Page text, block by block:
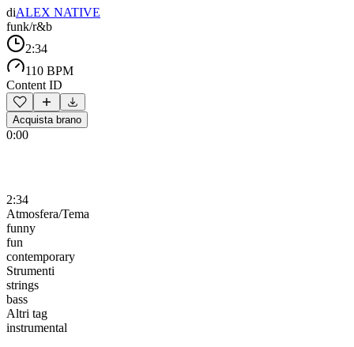
diALEX NATIVE
funk/r&b
2:34
110 BPM
Content ID
Acquista brano
0:00
2:34
Atmosfera/Tema
funny
fun
contemporary
Strumenti
strings
bass
Altri tag
instrumental